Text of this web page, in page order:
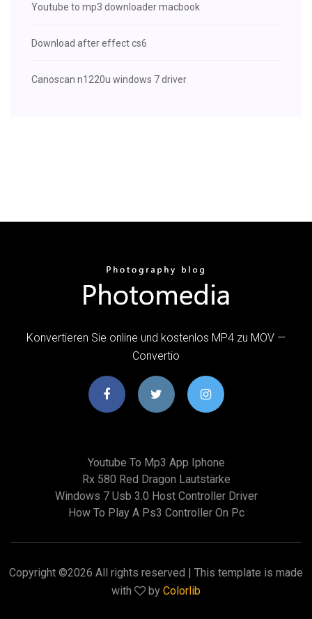
Youtube to mp3 downloader macbook
Download after effect cs6
Canoscan n1220u windows 7 driver
Konvertieren Sie online und kostenlos MP4 zu MOV —
Convertio
Youtube To Mp3 App Iphone
Rx 580 Red Dragon Lautstärke
Windows 7 Usb 3.0 Host Controller Driver
How To Play A Ps3 Controller On Pc
Copyright ©2026 All rights reserved | This template is made
with
by Colorlib